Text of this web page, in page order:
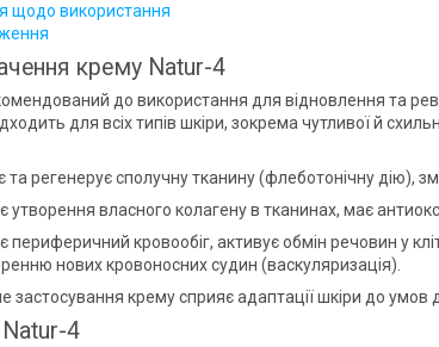
щодо використання
крему Natur-4
до використання для відновлення та
для всіх типів шкіри, зокрема чутливої й
та регенерує сполучну тканину (флеботонічну дію),
утворення власного колагену в тканинах, має
кровообіг, активує обмін речовин у
нових кровоносних судин (васкуляризація).
застосування крему сприяє адаптації шкіри до
4